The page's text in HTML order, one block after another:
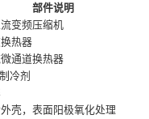
部件说明
变频压缩机
热器
通道换热器
冷剂
壳，表面阳极氧化处理